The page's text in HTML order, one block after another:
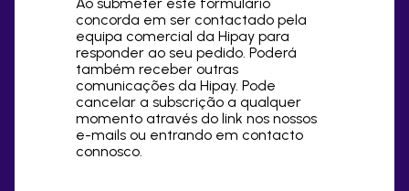
concorda em ser contactado pela
equipa comercial da Hipay para
responder ao seu pedido. Poderá
também receber outras
comunicações da Hipay. Pode
cancelar a subscrição a qualquer
momento através do link nos nossos
e-mails ou entrando em contacto
connosco.